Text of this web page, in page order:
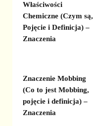
Właściwości
Chemiczne (Czym są,
Pojęcie i Definicja) –
Znaczenia
Znaczenie Mobbing
(Co to jest Mobbing,
pojęcie i definicja) –
Znaczenia